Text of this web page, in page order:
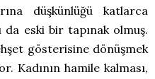
düşkünlüğü katlarca
da eski bir tapınak olmuş.
gösterisine dönüşmek
Kadının hamile kalması,